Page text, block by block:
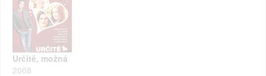
Určitě, možná
2008